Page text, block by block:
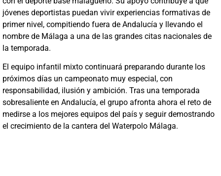
jóvenes deportistas puedan vivir experiencias formativas de
primer nivel, compitiendo fuera de Andalucía y llevando el
nombre de Málaga a una de las grandes citas nacionales de
la temporada.
El equipo infantil mixto continuará preparando durante los
próximos días un campeonato muy especial, con
responsabilidad, ilusión y ambición. Tras una temporada
sobresaliente en Andalucía, el grupo afronta ahora el reto de
medirse a los mejores equipos del país y seguir demostrando
el crecimiento de la cantera del Waterpolo Málaga.